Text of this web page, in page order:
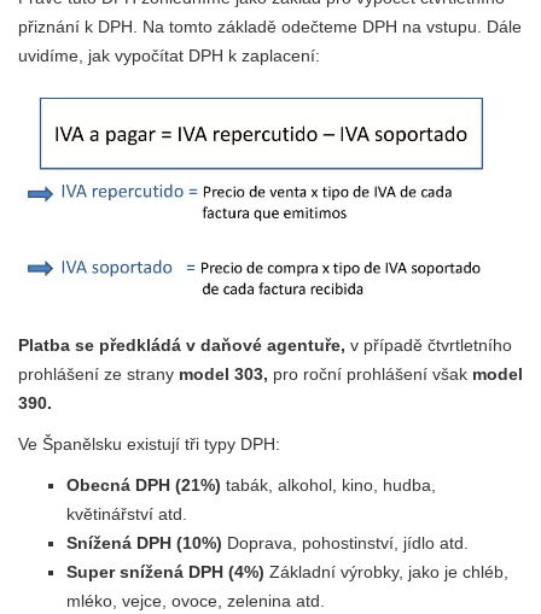
přiznání k DPH. Na tomto základě odečteme DPH na vstupu. Dále
uvidíme, jak vypočítat DPH k zaplacení:
Platba se předkládá v daňové agentuře, v případě čtvrtletního
prohlášení ze strany model 303, pro roční prohlášení však model
390.
Ve Španělsku existují tři typy DPH:
Obecná DPH (21%) tabák, alkohol, kino, hudba,
květinářství atd.
Snížená DPH (10%) Doprava, pohostinství, jídlo atd.
Super snížená DPH (4%) Základní výrobky, jako je chléb,
mléko, vejce, ovoce, zelenina atd.